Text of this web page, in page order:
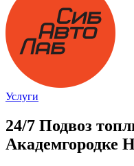
Услуги
24/7 Подвоз
Академгородке